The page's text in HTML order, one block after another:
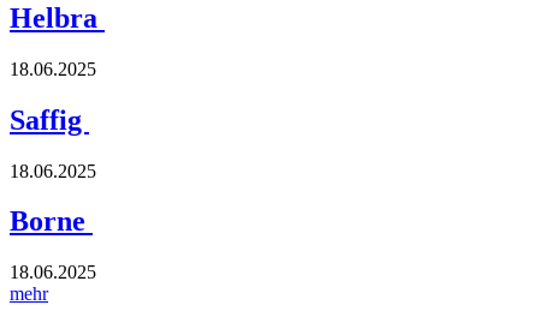
Helbra
18.06.2025
Saffig
18.06.2025
Borne
18.06.2025
mehr